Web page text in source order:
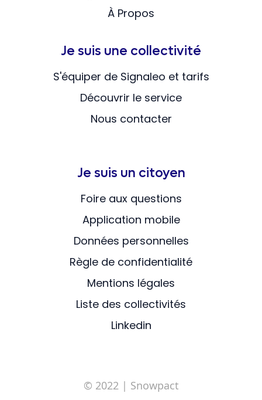
À Propos
Je suis une collectivité
S'équiper de Signaleo et tarifs
Découvrir le service
Nous contacter
Je suis un citoyen
Foire aux questions
Application mobile
Données personnelles
Règle de confidentialité
Mentions légales
Liste des collectivités
Linkedin
© 2022 | Snowpact